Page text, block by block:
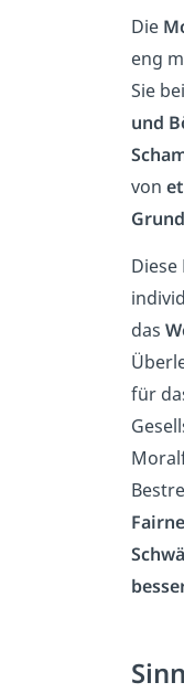
Die
eng
Sie
und
von
das
für